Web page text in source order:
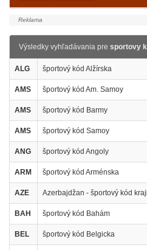
Výsledky vyhľadávania pre sportovy
ALG športový kód Alžírska
AMS športový kód Am. Samoy
AMS športový kód Barmy
AMS športový kód Samoy
ANG športový kód Angoly
ARM športový kód Arménska
AZE Azerbajdžan - športový kód
BAH športový kód Bahám
BEL športový kód Belgicka